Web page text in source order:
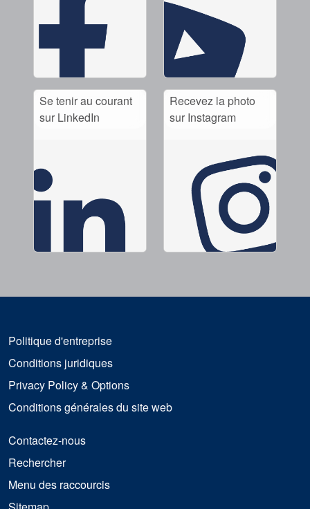
Se tenir au courant
sur LinkedIn
Recevez la photo
sur Instagram
Politique d'entreprise
Conditions juridiques
Privacy Policy & Options
Conditions générales du site web
Contactez-nous
Rechercher
Menu des raccourcis